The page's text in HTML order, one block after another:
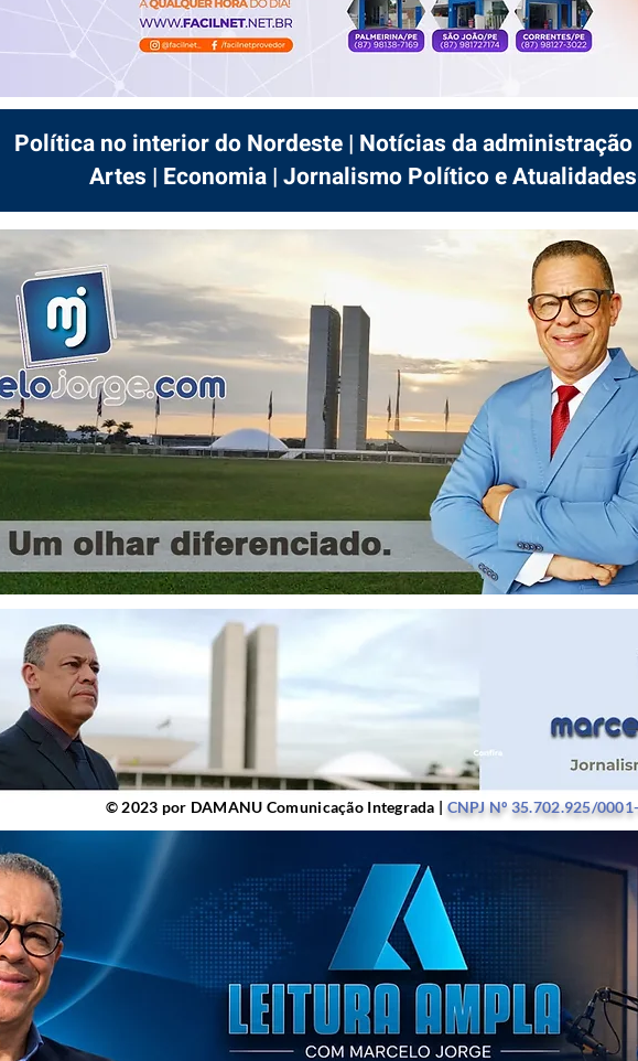
Política no interior do Nordeste | Notícias da
Artes | Economia | Jornalismo Político e
© 2023 por DAMANU Comunicação Integrada | CNPJ Nº
© 2023 por DAMANU Comunicação Integrada | CNPJ Nº 35.702.925/